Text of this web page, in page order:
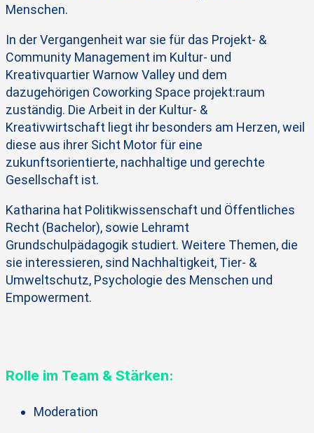
Menschen.
In der Vergangenheit war sie für das Projekt- &
Community Management im Kultur- und
Kreativquartier Warnow Valley und dem
dazugehörigen Coworking Space projekt:raum
zuständig. Die Arbeit in der Kultur- &
Kreativwirtschaft liegt ihr besonders am Herzen, weil
diese aus ihrer Sicht Motor für eine
zukunftsorientierte, nachhaltige und gerechte
Gesellschaft ist.
Katharina hat Politikwissenschaft und Öffentliches
Recht (Bachelor), sowie Lehramt
Grundschulpädagogik studiert. Weitere Themen, die
sie interessieren, sind Nachhaltigkeit, Tier- &
Umweltschutz, Psychologie des Menschen und
Empowerment.
Rolle im Team & Stärken:
Moderation